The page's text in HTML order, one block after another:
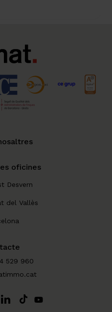
oficines
Desvern
del Vallès
529 960